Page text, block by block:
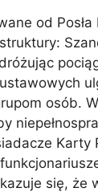
od Posła
osób.
Karty
się, że